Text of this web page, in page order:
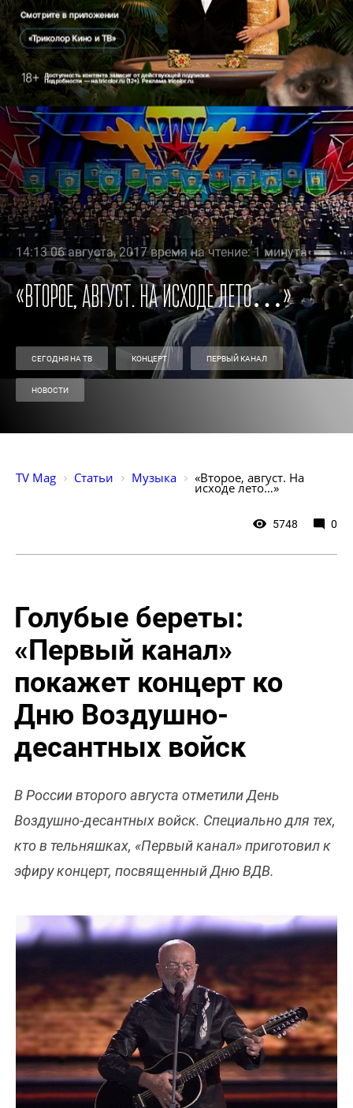
14:13 06 августа, 2017 время на чтение: 1 минута
«Второе, август. На исходе лето…»
СЕГОДНЯ НА ТВ КОНЦЕРТ ПЕРВЫЙ КАНАЛ
НОВОСТИ
TV Mag Статьи Музыка «Второе, август. На
исходе лето…»
5748 0
Голубые береты:
«Первый канал»
покажет концерт ко
Дню Воздушно-
десантных войск
В России второго августа отметили День
Воздушно-десантных войск. Специально для тех,
кто в тельняшках, «Первый канал» приготовил к
эфиру концерт, посвященный Дню ВДВ.